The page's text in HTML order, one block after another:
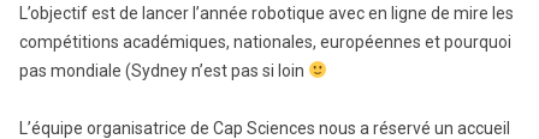
L’objectif est de lancer l’année robotique avec en ligne de mire les
compétitions académiques, nationales, européennes et pourquoi
pas mondiale (Sydney n’est pas si loin
L’équipe organisatrice de Cap Sciences nous a réservé un accueil